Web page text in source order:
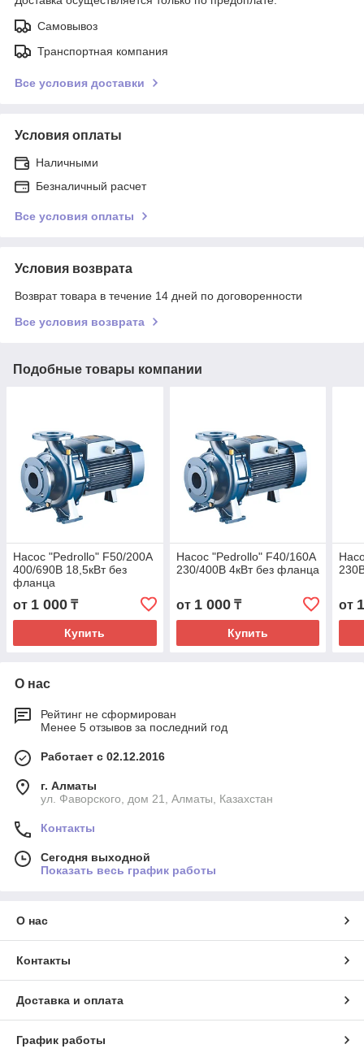
Самовывоз
Транспортная компания
Все условия доставки
Условия оплаты
Наличными
Безналичный расчет
Все условия оплаты
Условия возврата
Возврат товара в течение 14 дней по договоренности
Все условия возврата
Подобные товары компании
Насос "Pedrollo" F50/200A
400/690В 18,5кВт без
фланца
от 1 000 ₸
Купить
Насос "Pedrollo" F40/160A
230/400В 4кВт без фланца
от 1 000₸
Купить
от
О нас
Рейтинг не сформирован
Менее 5 отзывов за последний год
Работает с 02.12.2016
г. Алматы
ул. Фаворского, дом 21, Алматы, Казахстан
Контакты
Сегодня выходной
Показать весь график работы
О нас
Контакты
Доставка и оплата
График работы